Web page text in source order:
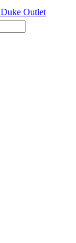
Duke Outlet